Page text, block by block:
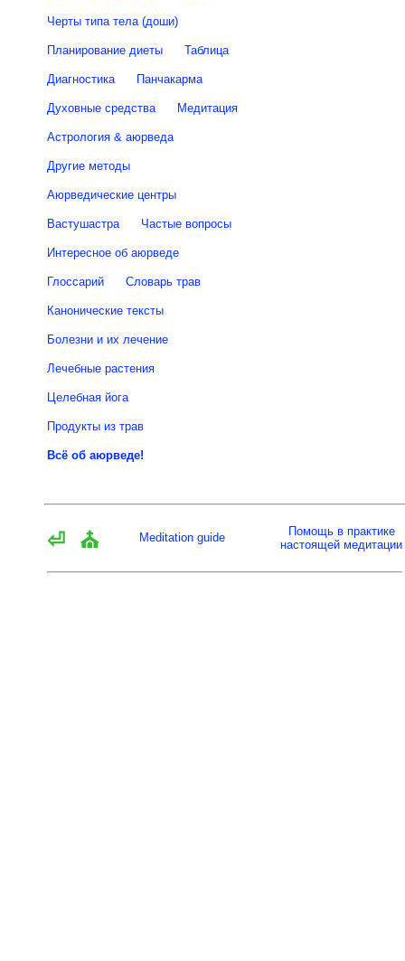
Черты типа тела (доши)
Планирование диеты Таблица
Диагностика Панчакарма
Духовные средства Медитация
Астрология & аюрведа
Другие методы
Аюрведические центры
Вастушастра Частые вопросы
Интересное об аюрведе
Глоссарий Словарь трав
Канонические тексты
Болезни и их лечение
Лечебные растения
Целебная йога
Продукты из трав
Всё об аюрведе!
⏎ ⛪ Meditation guide
Помощь в практике
настоящей медитации